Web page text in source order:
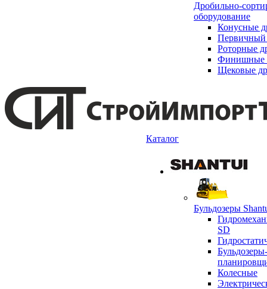
Дробильно-
оборудование
Конусные
Первичный
Роторные
Финишные
Щековые
Каталог
Бульдозеры
SD
Бульдозеры-
Колесные